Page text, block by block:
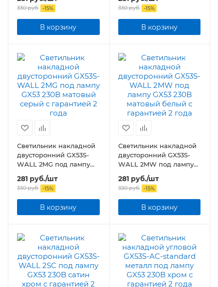
330руб. -15%
В корзину
черный
330руб. -15%
В корзину
Светильник накладной
двусторонний GX53S-
WALL 2MG под лампу
GX53 230B матовый
серый
281 руб./шт
330руб. -15%
В корзину
Светильник накладной
двусторонний GX53S-
WALL 2MW под лампу
GX53 230B матовый
белый
281руб./шт
330руб. -15%
В корзину